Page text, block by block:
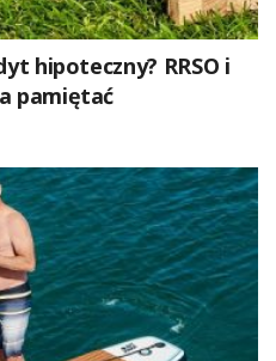
hipoteczny? RRSO i
pamiętać